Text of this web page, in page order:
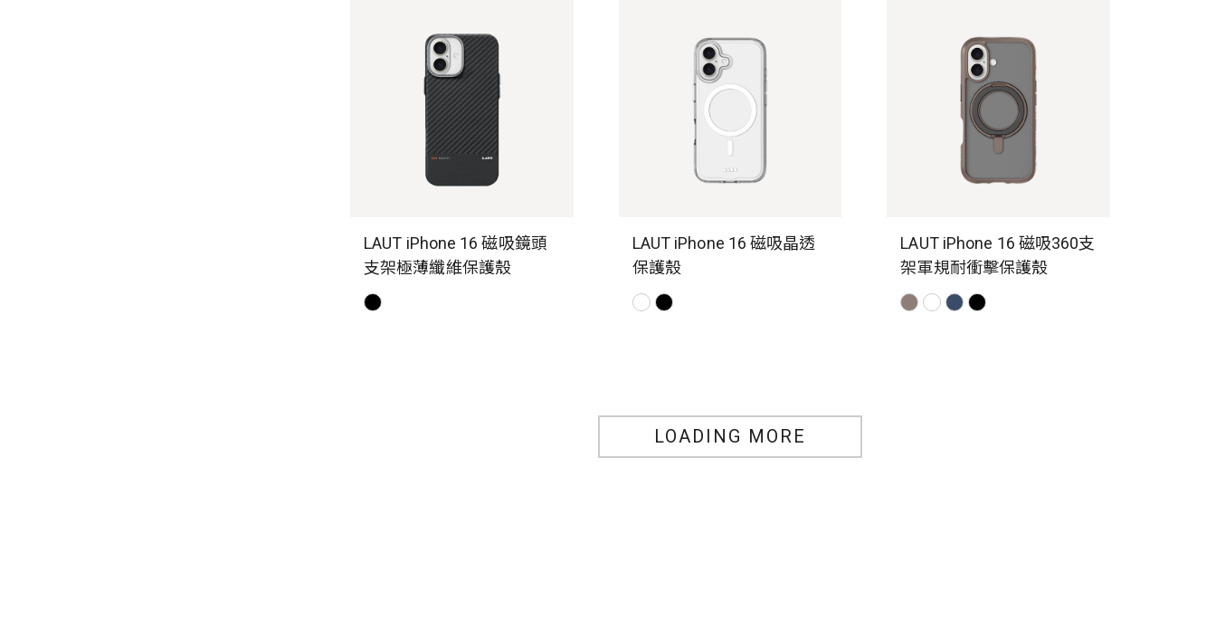
LAUT iPhone 16 磁吸鏡頭
支架極薄纖維保護殼
LAUT iPhone 16 磁吸晶透
保護殼
LAUT iPhone 16 磁吸360支
架軍規耐衝擊保護殼
LOADING MORE